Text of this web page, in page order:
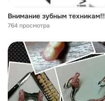
Внимание зубным
764 просмотра